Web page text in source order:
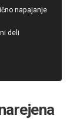
napajanje
deli